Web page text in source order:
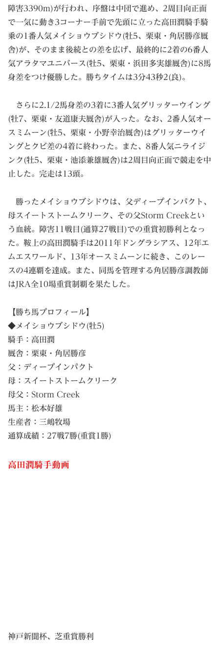
障害3390m)が行われ、序盤は中団で進め、2周目向正面
で一気に動き3コーナー手前で先頭に立った高田潤騎手騎
乗の1番人気メイショウブシドウ(牡5、栗東・角居勝彦厩
舎)が、そのまま後続との差を広げ、最終的に2着の6番人
気アラタマユニバース(牡5、栗東・浜田多実雄厩舎)に8馬
身差をつけ優勝した。勝ちタイムは3分43秒2(良)。
さらに2.1/2馬身差の3着に3番人気グリッターウイング
(牡7、栗東・友道康夫厩舎)が入った。なお、2番人気オー
スミムーン(牡5、栗東・小野幸治厩舎)はグリッターウイ
ングとクビ差の4着に終わった。また、8番人気ニライジ
ンク(牡5、栗東・池添兼雄厩舎)は2周目向正面で競走を中
止した。完走は13頭。
勝ったメイショウブシドウは、父ディープインパクト、
母スイートストームクリーク、その父Storm Creekとい
う血統。障害11戦目(通算27戦目)での重賞初勝利となっ
た。鞍上の高田潤騎手は2011年ドングラシアス、12年エ
ムエスワールド、13年オースミムーンに続き、このレー
スの4連覇を達成。また、同馬を管理する角居勝彦調教師
はJRA全10場重賞制覇を果たした。
【勝ち馬プロフィール】
◆メイショウブシドウ(牡5)
騎手：高田潤
厩舎：栗東・角居勝彦
父：ディープインパクト
母：スイートストームクリーク
母父：Storm Creek
馬主：松本好雄
生産者：三嶋牧場
通算成績：27戦7勝(重賞1勝)
高田潤騎手動画
神戸新聞杯、芝重賞勝利